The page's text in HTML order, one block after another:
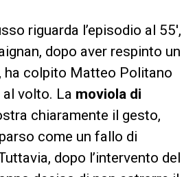
riguarda l’episodio al 55′,
dopo aver respinto un
ha colpito Matteo Politano
al volto. La moviola di
chiaramente il gesto,
come un fallo di
dopo l’intervento del